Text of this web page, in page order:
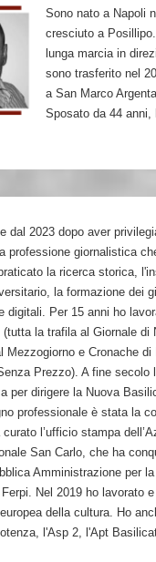
Sono nato a Napoli
cresciuto a
lunga marcia in
sono trasferito nel
a San Marco
Sposato da 44 anni,
dal 2023 dopo aver
professione giornalistica
la ricerca storica,
la formazione dei
digitali. Per 15 anni ho
(tutta la trafila al Giornale di
Mezzogiorno e Cronache di
Prezzo). A fine secolo
per dirigere la Nuova
professionale è stata la
l’ufficio stampa
San Carlo, che ha
Amministrazione per
Nel 2019 ho lavorato
della cultura. Ho
l'Asp 2, l'Apt